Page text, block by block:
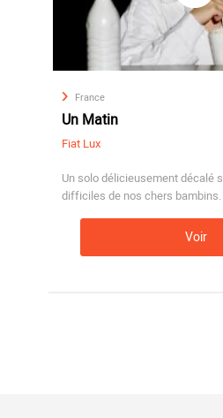
France
Un Matin
Fiat Lux
Un solo délicieusement décalé
difficiles de nos chers bambins.
Voir